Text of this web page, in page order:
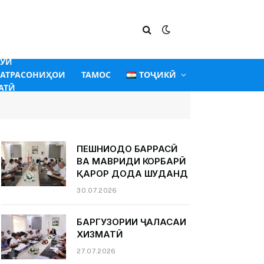
ТАМОС ТОҶИКӢ
ПЕШНИҲОДҲО БАРРАСӢ
ВА МАВРИДИ КОРБАРӢ
ҚАРОР ДОДА ШУДАНД
30.07.2026
БАРГУЗОРИИ ҶАЛАСАИ
ХИЗМАТӢ
27.07.2026